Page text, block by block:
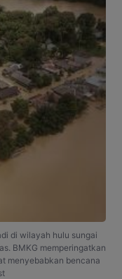
di wilayah hulu sungai
BMKG memperingatkan
menyebabkan bencana